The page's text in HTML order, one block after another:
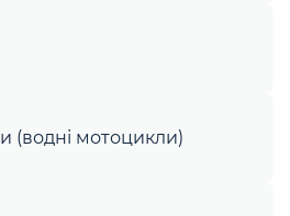
(водні мотоцикли)